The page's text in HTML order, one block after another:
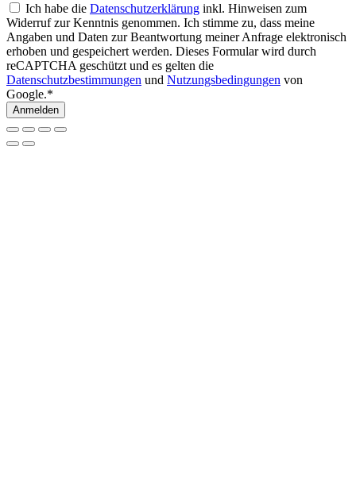
Ich habe die Datenschutzerklärung inkl. Hinweisen zum
Widerruf zur Kenntnis genommen. Ich stimme zu, dass meine
Angaben und Daten zur Beantwortung meiner Anfrage elektronisch
erhoben und gespeichert werden. Dieses Formular wird durch
reCAPTCHA geschützt und es gelten die
Datenschutzbestimmungen und Nutzungsbedingungen von
Google.*
Anmelden